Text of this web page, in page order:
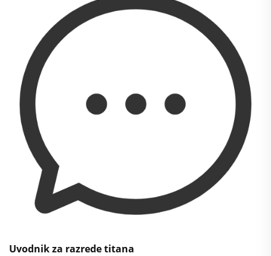
Uvodnik za razrede titana